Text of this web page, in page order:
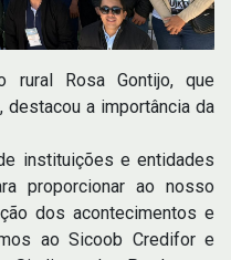
rural Rosa Gontijo, que
a importância da
instituições e entidades
proporcionar ao nosso
dos acontecimentos e
ao Sicoob Credifor e